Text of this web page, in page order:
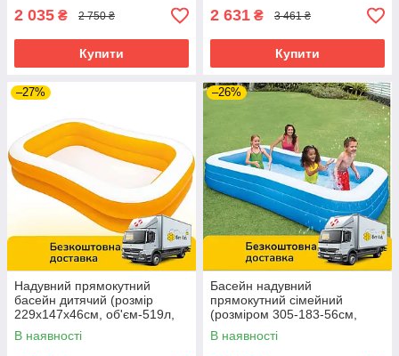
2 035 ₴ 2 750 ₴
Купити
2 631 ₴ 3 461 ₴
Купити
–27%
Надувний прямокутний
басейн дитячий (розмір
229х147х46см, об'єм-519л,
ремкомплект) Intex 57181
В наявності
–26%
Басейн надувний
прямокутний сімейний
(розміром 305-183-56см,
об'єм: 1050л, ремкомплект)
Intex 58484
В наявності